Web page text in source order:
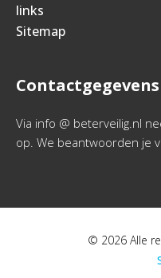
links
Sitemap
Contactgegevens
Via info @ beterveilig.nl
op. We beantwoorden je
© 2026 Alle